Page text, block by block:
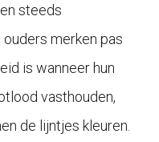
steeds
merken pas
is wanneer hun
vasthouden,
de lijntjes kleuren.